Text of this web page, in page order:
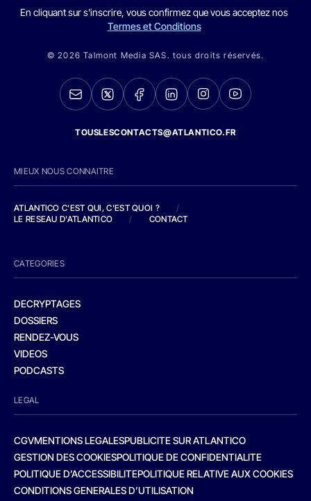
En cliquant sur s'inscrire, vous confirmez que vous acceptez nos
Termes et Conditions
© 2026 Talmont Media SAS. tous droits réservés.
TOUSLESCONTACTS@ATLANTICO.FR
MIEUX NOUS CONNAITRE
ATLANTICO C'EST QUI, C'EST QUOI ?
/
LE RESEAU D'ATLANTICO
/ CONTACT
CATEGORIES
DECRYPTAGES
DOSSIERS
RENDEZ-VOUS
VIDEOS
PODCASTS
LEGAL
CGVMENTIONS LEGALESPUBLICITE SUR ATLANTICO
GESTION DES COOKIESPOLITIQUE DE CONFIDENTIALITE
POLITIQUE D’ACCESSIBILITEPOLITIQUE RELATIVE AUX COOKIES
CONDITIONS GENERALES D’UTILISATION